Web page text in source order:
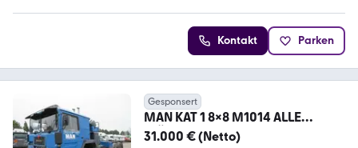
Kontakt Parken
Gesponsert
MAN KAT 1 8x8 M1014 ALLE
MÖGLICHKEITEN
31.000 € (Netto)